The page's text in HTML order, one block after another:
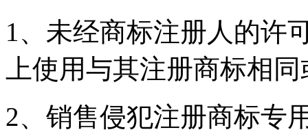
1、未经商标注册人的许
上使用与其注册商标相
2、销售侵犯注册商标专